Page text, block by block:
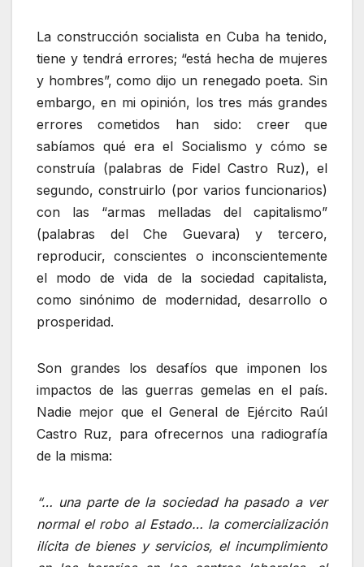
La construcción socialista en Cuba ha tenido,
tiene y tendrá errores; “está hecha de mujeres
y hombres”, como dijo un renegado poeta. Sin
embargo, en mi opinión, los tres más grandes
errores cometidos han sido: creer que
sabíamos qué era el Socialismo y cómo se
construía (palabras de Fidel Castro Ruz), el
segundo, construirlo (por varios funcionarios)
con las “armas melladas del capitalismo”
(palabras del Che Guevara) y tercero,
reproducir, conscientes o inconscientemente
el modo de vida de la sociedad capitalista,
como sinónimo de modernidad, desarrollo o
prosperidad.
Son grandes los desafíos que imponen los
impactos de las guerras gemelas en el país.
Nadie mejor que el General de Ejército Raúl
Castro Ruz, para ofrecernos una radiografía
de la misma:
“… una parte de la sociedad ha pasado a ver
normal el robo al Estado… la comercialización
ilícita de bienes y servicios, el incumplimiento